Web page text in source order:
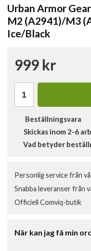
Urban Armor
M2 (A2941)/M3
Ice/Black
999 kr
Beställningsvara
Skickas inom 2-6
Vad betyder
Personlig service från
Snabba leveranser från
Officiell Comviq-butik
När kan jag få min